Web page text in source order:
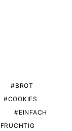
BROT
COOKIES
EINFACH
FRUCHTIG